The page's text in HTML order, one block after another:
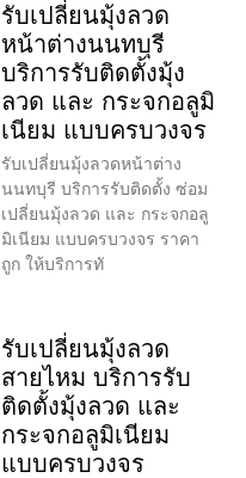
รับเปลี่ยนมุ้งลวด
หน้าต่างนนทบุรี
บริการรับติดตั้งมุ้ง
ลวด และ กระจกอลูมิ
เนียม แบบครบวงจร
รับเปลี่ยนมุ้งลวดหน้าต่าง
นนทบุรี บริการรับติดตั้ง ซ่อม
เปลี่ยนมุ้งลวด และ กระจกอลู
มิเนียม แบบครบวงจร ราคา
ถูก ให้บริการทั
รับเปลี่ยนมุ้งลวด
สายไหม บริการรับ
ติดตั้งมุ้งลวด และ
กระจกอลูมิเนียม
แบบครบวงจร